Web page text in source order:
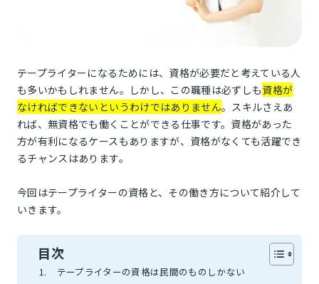
テープライターになるためには、資格が必要だと考えている人
も多いかもしれません。しかし、この職種は必ずしも資格が
なければできないというわけではありません。スキルさえあ
れば、無資格でも働くことができる仕事です。資格があった
方が有利になるケースもありますが、資格がなくても活躍でき
るチャンスはあります。
今回はテープライターの資格と、その働き方について紹介して
いきます。
目次
テープライターの資格は民間のものしかない